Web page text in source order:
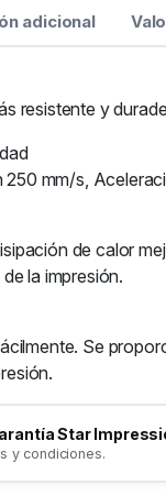
adicional
resistente y
250 mm/s,
de calor
la impresión.
Se
Star
y condiciones.